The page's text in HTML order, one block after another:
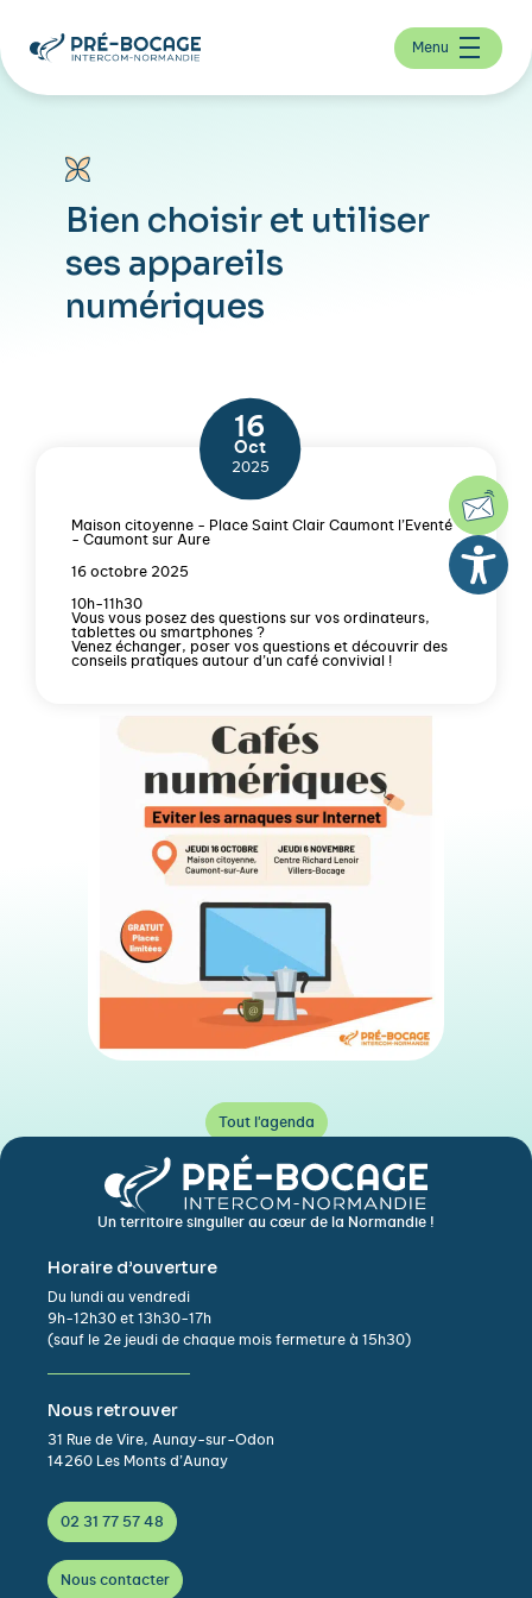
Menu
Bien choisir et utiliser
ses appareils
numériques
16
Oct
2025
Maison citoyenne - Place Saint Clair Caumont l’Eventé
- Caumont sur Aure
16 octobre 2025
10h-11h30
Vous vous posez des questions sur vos ordinateurs,
tablettes ou smartphones ?
Venez échanger, poser vos questions et découvrir des
conseils pratiques autour d’un café convivial !
Tout l'agenda
Un territoire singulier au cœur de la Normandie !
Horaire d’ouverture
Du lundi au vendredi
9h-12h30 et 13h30-17h
(sauf le 2e jeudi de chaque mois fermeture à 15h30)
Nous retrouver
31 Rue de Vire, Aunay-sur-Odon
14260 Les Monts d’Aunay
02 31 77 57 48
Nous contacter